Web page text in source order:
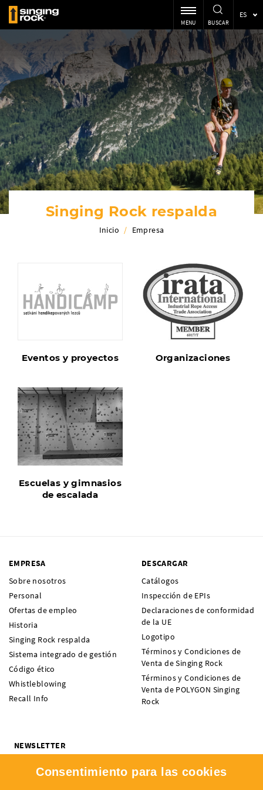
ES
MENU BUSCAR
Singing Rock respalda
Inicio / Empresa
Eventos y proyectos Organizaciones
Escuelas y gimnasios
de escalada
EMPRESA
Sobre nosotros
Personal
Ofertas de empleo
Historia
Singing Rock respalda
Sistema integrado de gestión
Código ético
Whistleblowing
Recall Info
DESCARGAR
Catálogos
Inspección de EPIs
Declaraciones de conformidad
de la UE
Logotipo
Términos y Condiciones de
Venta de Singing Rock
Términos y Condiciones de
Venta de POLYGON Singing
Rock
NEWSLETTER
SINGING ROCK? Suscríbete y no te pierdas nada.
Consentimiento para las cookies